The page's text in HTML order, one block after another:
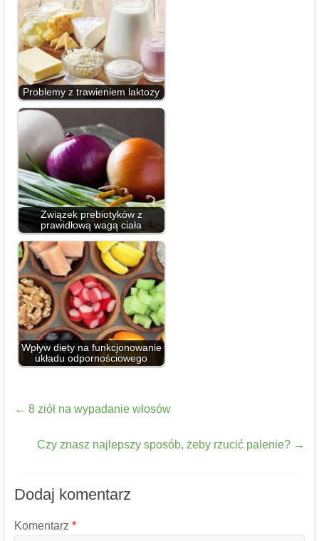
Problemy z trawieniem laktozy
Związek prebiotyków z
prawidłową wagą ciała
Wpływ diety na funkcjonowanie
układu odpornościowego
← 8 ziół na wypadanie włosów
Czy znasz najlepszy sposób, żeby rzucić palenie? →
Dodaj komentarz
Komentarz *